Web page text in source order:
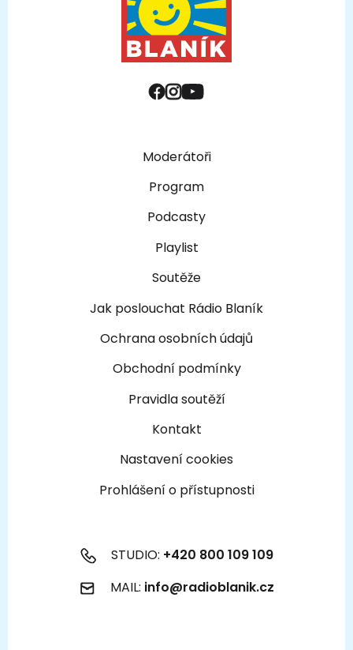
Moderátoři
Program
Podcasty
Playlist
Soutěže
Jak poslouchat Rádio Blaník
Ochrana osobních údajů
Obchodní podmínky
Pravidla soutěží
Kontakt
Nastavení cookies
Prohlášení o přístupnosti
STUDIO: +420 800 109 109
MAIL: info@radioblanik.cz